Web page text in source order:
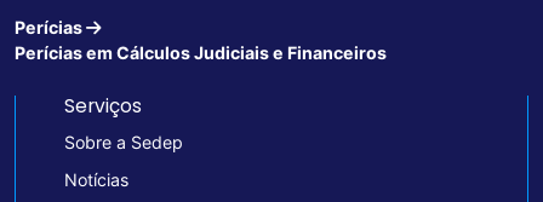
Perícias
Perícias em Cálculos Judiciais e Financeiros
Serviços
Sobre a Sedep
Notícias